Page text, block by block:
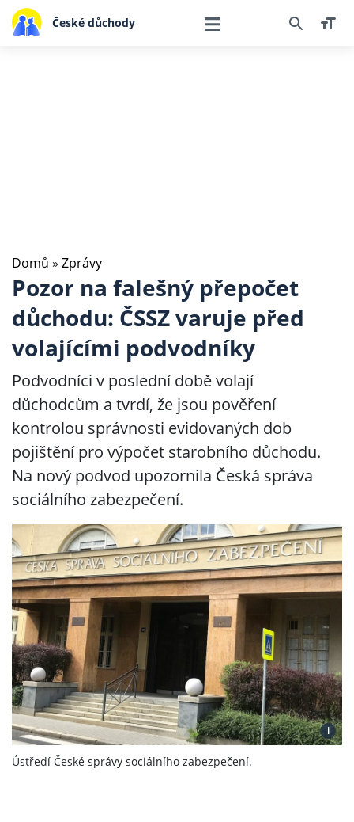
České důchody
Domů » Zprávy
Pozor na falešný přepočet
důchodu: ČSSZ varuje před
volajícími podvodníky
Podvodníci v poslední době volají
důchodcům a tvrdí, že jsou pověření
kontrolou správnosti evidovaných dob
pojištění pro výpočet starobního důchodu.
Na nový podvod upozornila Česká správa
sociálního zabezpečení.
i
Ústředí České správy sociálního zabezpečení.